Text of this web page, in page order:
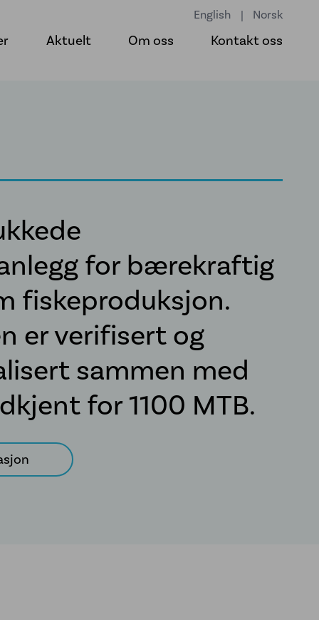
English | Norsk
Aktuelt Om oss Kontakt oss
for bærekraftig
fiskeproduksjon.
er verifisert og
sammen med
for 1100 MTB.